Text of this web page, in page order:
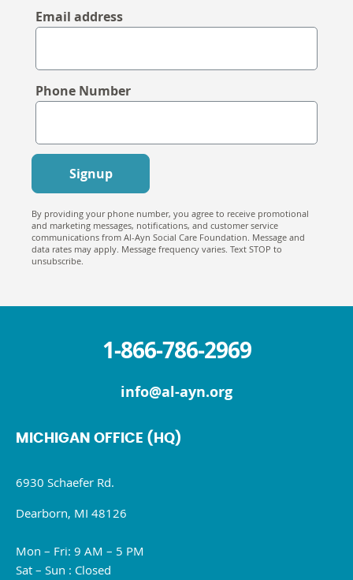
Email address
Phone Number
Signup
By providing your phone number, you agree to receive promotional
and marketing messages, notifications, and customer service
communications from Al-Ayn Social Care Foundation. Message and
data rates may apply. Message frequency varies. Text STOP to
unsubscribe.
1-866-786-2969
info@al-ayn.org
MICHIGAN OFFICE (HQ)
6930 Schaefer Rd.
Dearborn, MI 48126
Mon – Fri: 9 AM – 5 PM
Sat – Sun : Closed